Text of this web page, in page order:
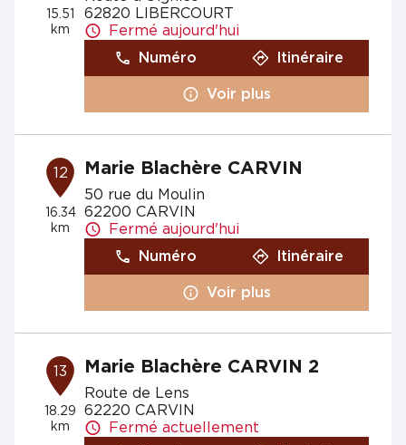
15.51
km
62820 LIBERCOURT
Fermé aujourd'hui
Numéro
Itinéraire
Voir plus
12
16.34
km
Marie Blachère CARVIN
50 rue du Moulin
62200 CARVIN
Fermé aujourd'hui
Numéro
Itinéraire
Voir plus
13
18.29
km
Marie Blachère CARVIN 2
Route de Lens
62220 CARVIN
Fermé actuellement